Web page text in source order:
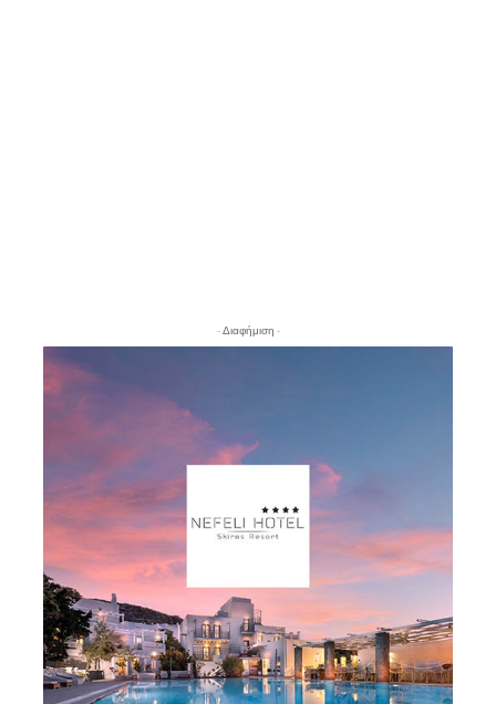
- Διαφήμιση -